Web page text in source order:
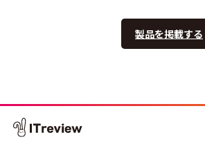
製品を掲載する